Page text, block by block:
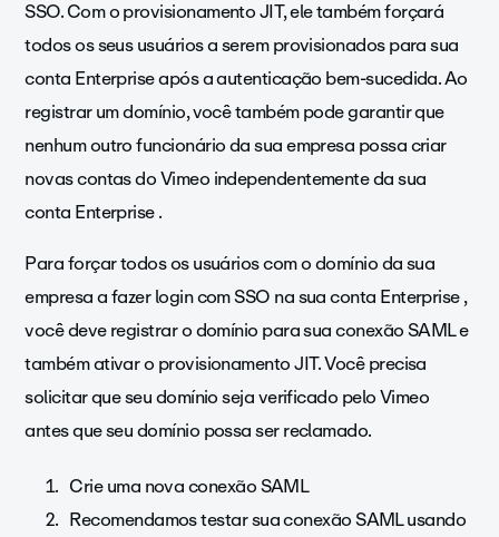
SSO. Com o provisionamento JIT, ele também forçará
todos os seus usuários a serem provisionados para sua
conta Enterprise após a autenticação bem-sucedida. Ao
registrar um domínio, você também pode garantir que
nenhum outro funcionário da sua empresa possa criar
novas contas do Vimeo independentemente da sua
conta Enterprise .
Para forçar todos os usuários com o domínio da sua
empresa a fazer login com SSO na sua conta Enterprise ,
você deve registrar o domínio para sua conexão SAML e
também ativar o provisionamento JIT. Você precisa
solicitar que seu domínio seja verificado pelo Vimeo
antes que seu domínio possa ser reclamado.
Crie uma nova conexão SAML
Recomendamos testar sua conexão SAML usando